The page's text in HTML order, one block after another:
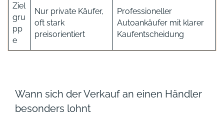
Ziel
gru
pp
e
Nur private Käufer,
oft stark
preisorientiert
Professioneller
Autoankäufer mit klarer
Kaufentscheidung
Wann sich der Verkauf an einen Händler
besonders lohnt